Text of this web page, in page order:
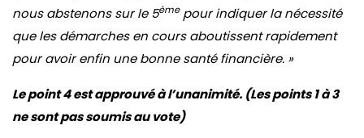
nous abstenons sur le 5èmepour indiquer la nécessité
que les démarches en cours aboutissent rapidement
pour avoir enfin une bonne santé financière. »
Le point 4 est approuvé à l’unanimité. (Les points 1 à 3
ne sont pas soumis au vote)